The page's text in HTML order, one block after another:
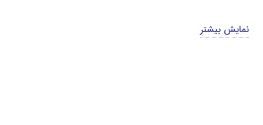
فروششرکت جاویدان در پارسی تماسنمایش بیشتر